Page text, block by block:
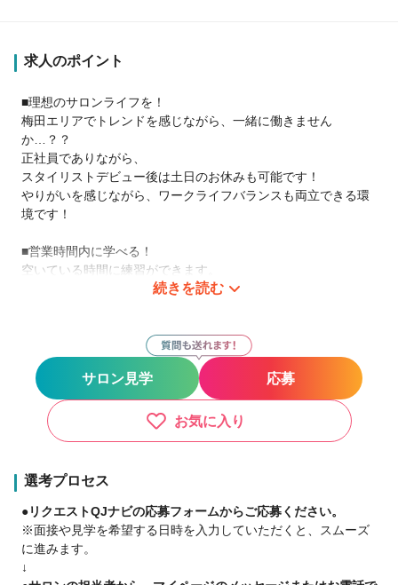
求人のポイント
■理想のサロンライフを！
梅田エリアでトレンドを感じながら、一緒に働きません
か…？？
正社員でありながら、
スタイリストデビュー後は土日のお休みも可能です！
やりがいを感じながら、ワークライフバランスも両立できる環
境です！
■営業時間内に学べる！
空いている時間に練習ができます。
一棟丸ごとサロンなので、お客様がいらっしゃっても2階で集中
■マンツーマンでしっかり技術を習得！
練習はオーナーからマンツーマンで学ぶことができます。
分からないことはその場で解決できるので安心です。
続きを読む
サロン見学 応募
お気に入り
選考プロセス
●リクエストQJナビの応募フォームからご応募ください。
※面接や見学を希望する日時を入力していただくと、スムーズ
に進みます。
↓